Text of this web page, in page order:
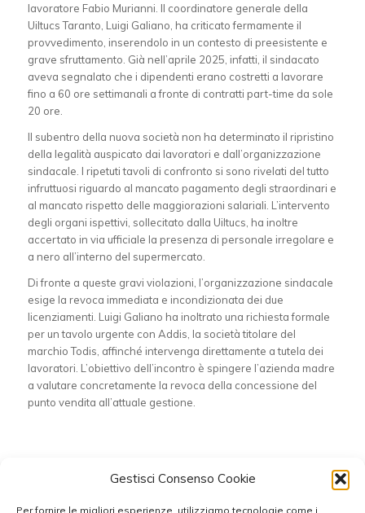
Gestisci Consenso Cookie
Per fornire le migliori esperienze, utilizziamo tecnologie come i
lavoratore Fabio Murianni. Il coordinatore generale della
Uiltucs Taranto, Luigi Galiano, ha criticato fermamente il
provvedimento, inserendolo in un contesto di preesistente e
grave sfruttamento. Già nell’aprile 2025, infatti, il sindacato
aveva segnalato che i dipendenti erano costretti a lavorare
fino a 60 ore settimanali a fronte di contratti part-time da sole
20 ore.
Il subentro della nuova società non ha determinato il ripristino
della legalità auspicato dai lavoratori e dall’organizzazione
sindacale. I ripetuti tavoli di confronto si sono rivelati del tutto
infruttuosi riguardo al mancato pagamento degli straordinari e
al mancato rispetto delle maggiorazioni salariali. L’intervento
degli organi ispettivi, sollecitato dalla Uiltucs, ha inoltre
accertato in via ufficiale la presenza di personale irregolare e
a nero all’interno del supermercato.
Di fronte a queste gravi violazioni, l’organizzazione sindacale
esige la revoca immediata e incondizionata dei due
licenziamenti. Luigi Galiano ha inoltrato una richiesta formale
per un tavolo urgente con Addis, la società titolare del
marchio Todis, affinché intervenga direttamente a tutela dei
lavoratori. L’obiettivo dell’incontro è spingere l’azienda madre
a valutare concretamente la revoca della concessione del
punto vendita all’attuale gestione.
Condividi questo articolo